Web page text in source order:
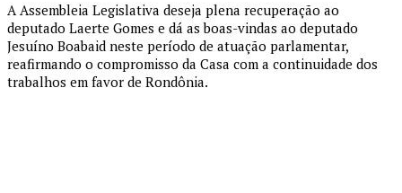
A Assembleia Legislativa deseja plena recuperação ao
deputado Laerte Gomes e dá as boas-vindas ao deputado
Jesuíno Boabaid neste período de atuação parlamentar,
reafirmando o compromisso da Casa com a continuidade dos
trabalhos em favor de Rondônia.